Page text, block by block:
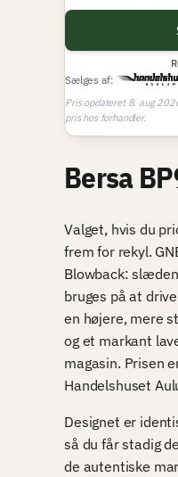
Sælges af:
Pris opdateret 8. aug
pris hos forhandler.
Bersa
Valget, hvis du
frem for rekyl.
Blowback:
bruges på at
en højere, mere
og et markant
magasin. Prisen
Handelshuset
Designet er
så du får stadig
de autentiske